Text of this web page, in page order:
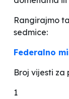
Rangirajmo
sedmice:
Federalno
Broj vijesti za
1